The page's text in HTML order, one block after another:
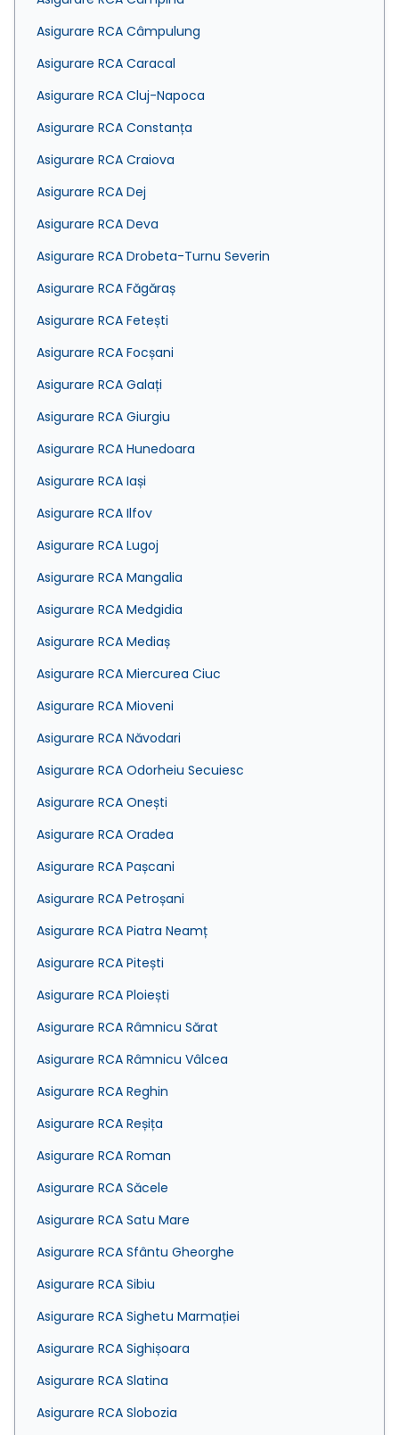
Asigurare RCA Câmpulung
Asigurare RCA Caracal
Asigurare RCA Cluj-Napoca
Asigurare RCA Constanța
Asigurare RCA Craiova
Asigurare RCA Dej
Asigurare RCA Deva
Asigurare RCA Drobeta-Turnu Severin
Asigurare RCA Făgăraș
Asigurare RCA Fetești
Asigurare RCA Focșani
Asigurare RCA Galați
Asigurare RCA Giurgiu
Asigurare RCA Hunedoara
Asigurare RCA Iași
Asigurare RCA Ilfov
Asigurare RCA Lugoj
Asigurare RCA Mangalia
Asigurare RCA Medgidia
Asigurare RCA Mediaș
Asigurare RCA Miercurea Ciuc
Asigurare RCA Mioveni
Asigurare RCA Năvodari
Asigurare RCA Odorheiu Secuiesc
Asigurare RCA Onești
Asigurare RCA Oradea
Asigurare RCA Pașcani
Asigurare RCA Petroșani
Asigurare RCA Piatra Neamț
Asigurare RCA Pitești
Asigurare RCA Ploiești
Asigurare RCA Râmnicu Sărat
Asigurare RCA Râmnicu Vâlcea
Asigurare RCA Reghin
Asigurare RCA Reșița
Asigurare RCA Roman
Asigurare RCA Săcele
Asigurare RCA Satu Mare
Asigurare RCA Sfântu Gheorghe
Asigurare RCA Sibiu
Asigurare RCA Sighetu Marmației
Asigurare RCA Sighișoara
Asigurare RCA Slatina
Asigurare RCA Slobozia